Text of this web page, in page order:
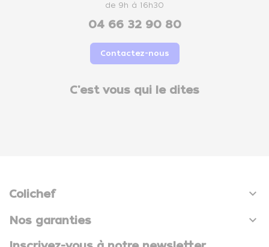
de 9h à 16h30
04 66 32 90 80
Contactez-nous
C'est vous qui le dites
Colichef 
Nos garanties 